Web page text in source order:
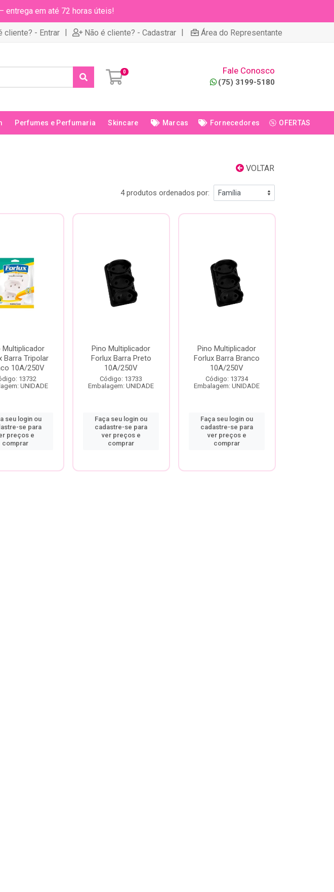
entrega em até 72 horas úteis!
cliente? - Entrar | Não é cliente? - Cadastrar | Área do Representante
0 Fale Conosco
(75) 3199-5180
Perfumes e Perfumaria Skincare Marcas Fornecedores OFERTAS
VOLTAR
4 produtos ordenados por:
Multiplicador
Barra Tripolar
10A/250V
13732
UNIDADE
seu login ou
se para
preços e
comprar
Pino Multiplicador
Forlux Barra Preto
10A/250V
Código: 13733
Embalagem: UNIDADE
Faça seu login ou
cadastre-se para
ver preços e
comprar
Pino Multiplicador
Forlux Barra Branco
10A/250V
Código: 13734
Embalagem: UNIDADE
Faça seu login ou
cadastre-se para
ver preços e
comprar